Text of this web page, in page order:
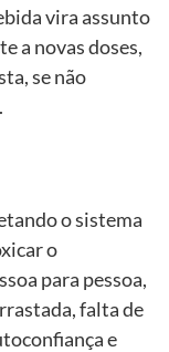
vira assunto
a novas doses,
se não
o sistema
o
para pessoa,
falta de
e